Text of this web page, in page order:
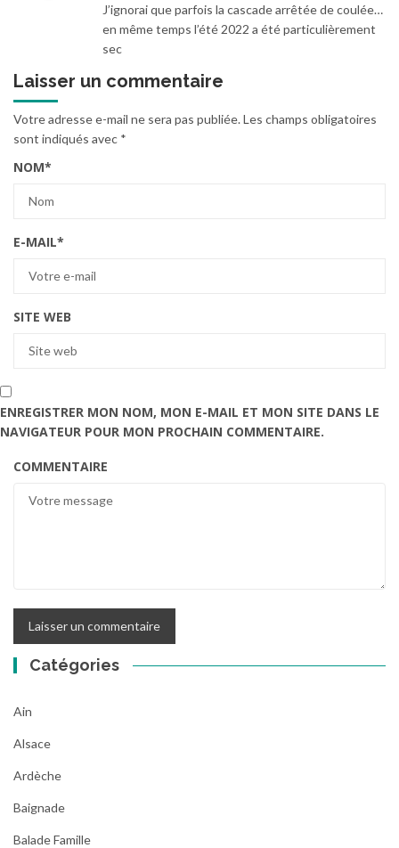
J’ignorai que parfois la cascade arrêtée de coulée…
en même temps l’été 2022 a été particulièrement
sec
Laisser un commentaire
Votre adresse e-mail ne sera pas publiée.Les champs obligatoires
sont indiqués avec *
NOM*
E-MAIL*
SITE WEB
ENREGISTRER MON NOM, MON E-MAIL ET MON SITE DANS LE
NAVIGATEUR POUR MON PROCHAIN COMMENTAIRE.
COMMENTAIRE
Catégories
Ain
Alsace
Ardèche
Baignade
Balade Famille